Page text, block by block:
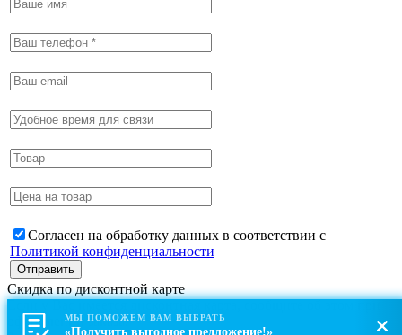
Согласен на обработку данных в соответствии с
Политикой конфиденциальности
Скидка по дисконтной карте
оформлении заказа.
МЫ ПОМОЖЕМ ВАМ ВЫБРАТЬ
«Получить выгодное предложение!»